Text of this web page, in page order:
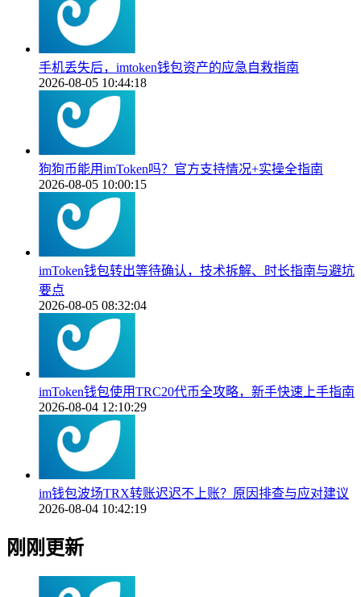
手机丢失后，imtoken钱包资产的应急自救指南
2026-08-05 10:44:18
狗狗币能用imToken吗？官方支持情况+实操全指南
2026-08-05 10:00:15
imToken钱包转出等待确认，技术拆解、时长指南与避坑
要点
2026-08-05 08:32:04
imToken钱包使用TRC20代币全攻略，新手快速上手指南
2026-08-04 12:10:29
im钱包波场TRX转账迟迟不上账？原因排查与应对建议
2026-08-04 10:42:19
刚刚更新